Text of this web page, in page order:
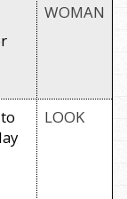
WOMAN
LOOK